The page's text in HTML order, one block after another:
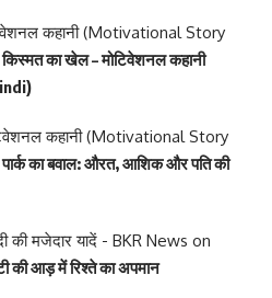
कहानी (Motivational Story
किस्मत का खेल – मोटिवेशनल कहानी
कहानी (Motivational Story
पार्क का बवाल: औरत, आशिक और पति की
की मजेदार यादें - BKR News on
की आड़ में रिश्ते का अपमान